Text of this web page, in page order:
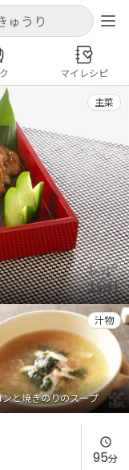
キャンセル
ます
新規登録
キャンセル
コンテンツ
もろこし
マイレシピ
主菜
と焼きのりのスープ
汁物
95分